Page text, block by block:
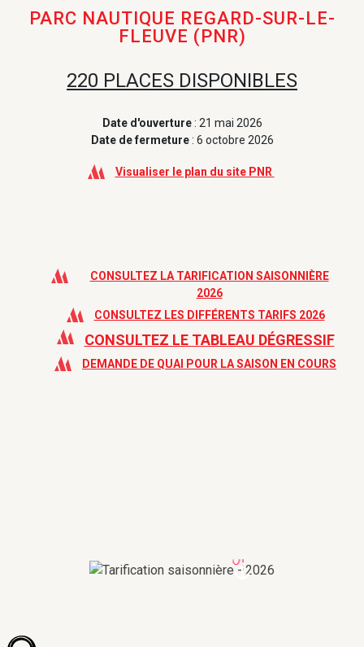
PARC NAUTIQUE REGARD-SUR-LE-
FLEUVE (PNR)
220 PLACES DISPONIBLES
Date d'ouverture: 21 mai 2026
Date de fermeture: 6 octobre 2026
Visualiser le plan du site PNR
CONSULTEZ LA TARIFICATION SAISONNIÈRE
2026
CONSULTEZ LES DIFFÉRENTS TARIFS 2026
CONSULTEZ LE TABLEAU DÉGRESSIF
DEMANDE DE QUAI POUR LA SAISON EN COURS